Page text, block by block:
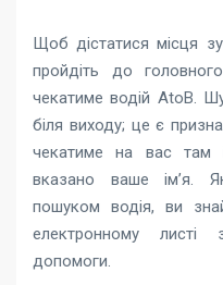
Щоб дістатися місця
пройдіть до
чекатиме водій AtoB.
біля виходу; це є
чекатиме на вас там
вказано ваше ім’я.
пошуком водія, ви
електронному листі
допомоги.